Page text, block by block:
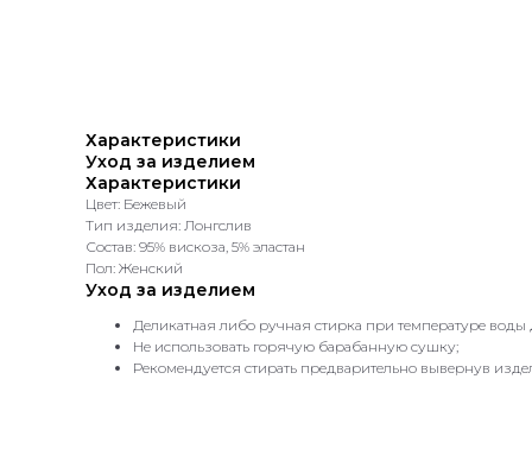
Характеристики
Уход за изделием
Характеристики
Цвет: Бежевый
Тип изделия: Лонгслив
Состав: 95% вискоза, 5% эластан
Пол: Женский
Уход за изделием
Деликатная либо ручная стирка при температуре воды
Не использовать горячую барабанную сушку;
Рекомендуется стирать предварительно вывернув